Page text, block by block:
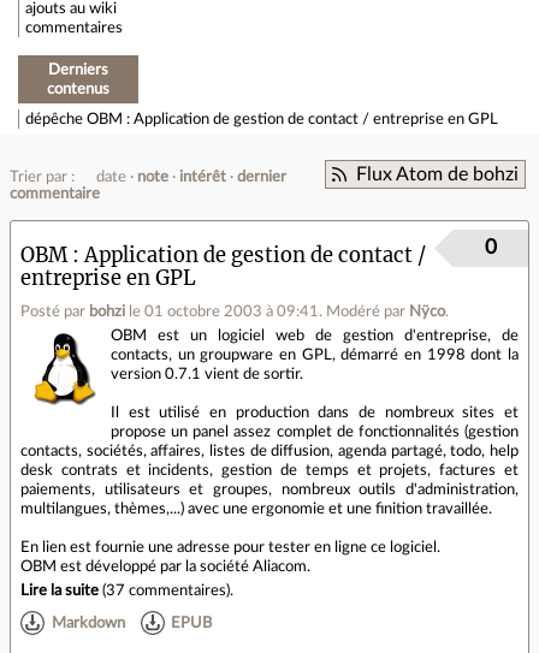
ajouts au wiki
commentaires
Derniers
contenus
dépêche OBM : Application de gestion de contact / entreprise en GPL
Flux Atom de bohzi
Trier par : date note intérêt
dernier
commentaire
OBM : Application de gestion de contact /
entreprise en GPL
Posté par bohzi le 01 octobre 2003 à 09:41 . Modéré par Nÿco.
0
OBM est un logiciel web de gestion d'entreprise, de
contacts, un groupware en GPL, démarré en 1998 dont la
version 0.7.1 vient de sortir.
Il est utilisé en production dans de nombreux sites et
propose un panel assez complet de fonctionnalités (gestion
contacts, sociétés, affaires, listes de diffusion, agenda partagé, todo, help
desk contrats et incidents, gestion de temps et projets, factures et
paiements, utilisateurs et groupes, nombreux outils d'administration,
multilangues, thèmes,...) avec une ergonomie et une finition travaillée.
En lien est fournie une adresse pour tester en ligne ce logiciel.
OBM est développé par la société Aliacom.
Lire la suite (37 commentaires).
Markdown EPUB